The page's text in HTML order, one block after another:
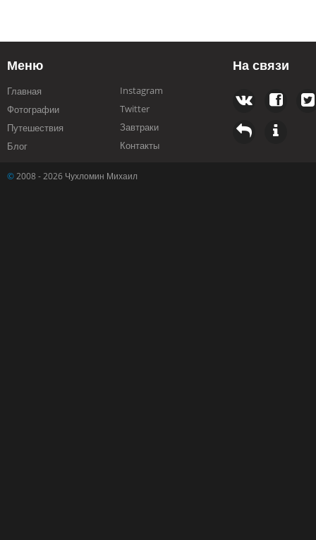
Меню
Главная
Фотографии
Путешествия
Блог
Instagram
Twitter
Завтраки
Контакты
На связи
© 2008 - 2026 Чухломин Михаил